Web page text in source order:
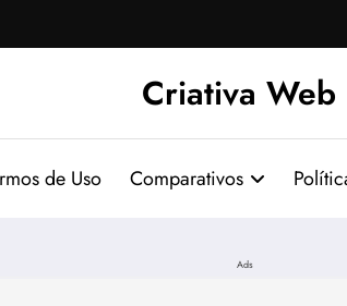
Criativa Web
de Uso Comparativos
Ads